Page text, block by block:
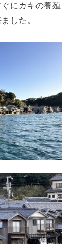
にカキの養殖
した。